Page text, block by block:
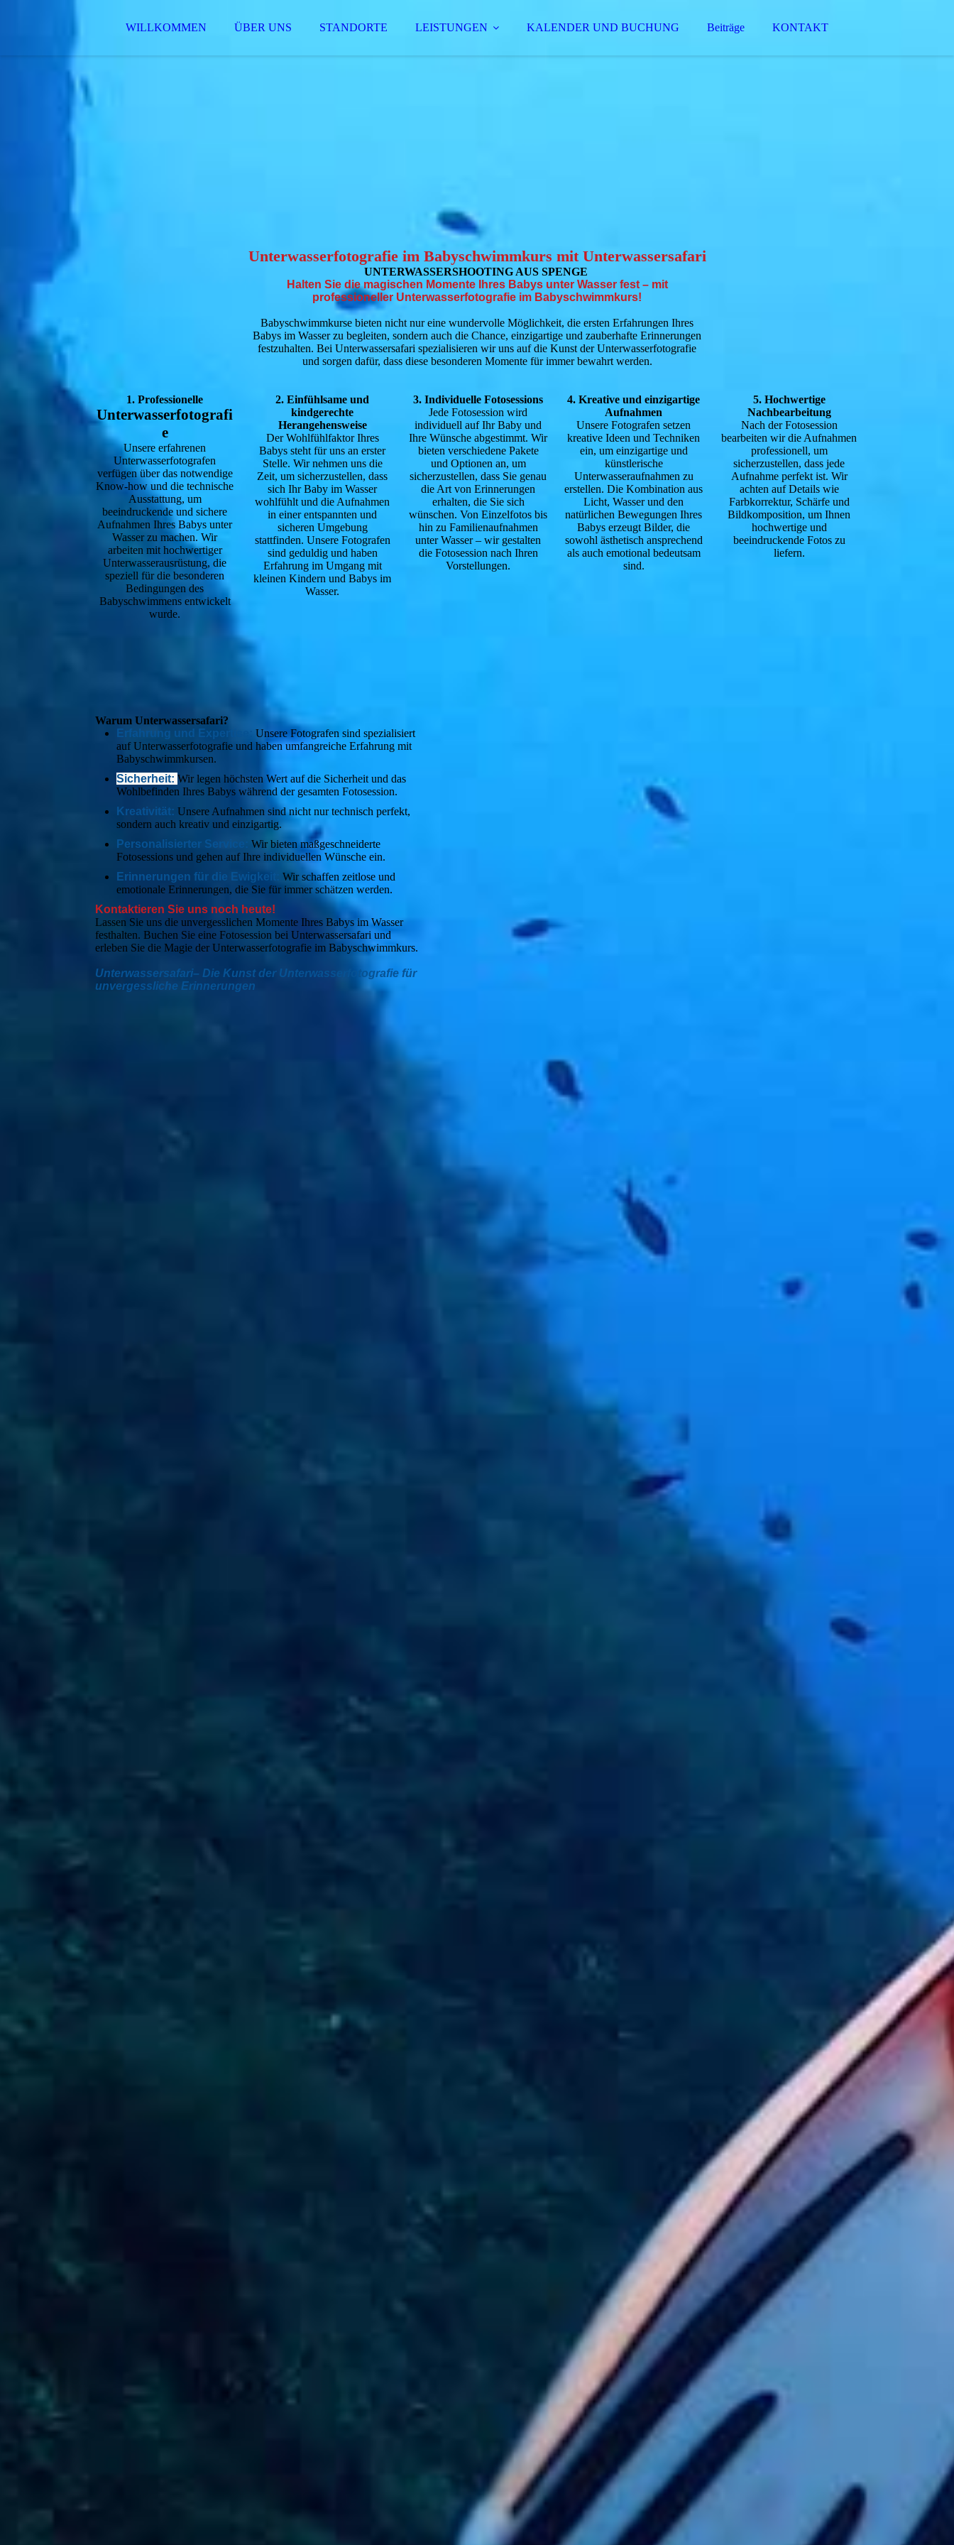
WILLKOMMEN ÜBER UNS STANDORTE LEISTUNGEN KALENDER UND BUCHUNG Beiträge KONTAKT
Unterwasserfotografie im Babyschwimmkurs mit Unterwassersafari
UNTER­WASSER­SHOOTING AUS SPENGE
Halten Sie die magischen Momente Ihres Babys unter Wasser fest – mit
professioneller Unterwasserfotografie im Babyschwimmkurs!
Babyschwimmkurse bieten nicht nur eine wundervolle Möglichkeit, die ersten Erfahrungen Ihres
Babys im Wasser zu begleiten, sondern auch die Chance, einzigartige und zauberhafte Erinnerungen
festzuhalten. Bei Unterwassersafari spezialisieren wir uns auf die Kunst der Unterwasserfotografie
und sorgen dafür, dass diese besonderen Momente für immer bewahrt werden.
1. Professionelle
Unterwasserfotografi
e
Unsere erfahrenen
Unterwasserfotografen
verfügen über das notwendige
Know-how und die technische
Ausstattung, um
beeindruckende und sichere
Aufnahmen Ihres Babys unter
Wasser zu machen. Wir
arbeiten mit hochwertiger
Unterwasserausrüstung, die
speziell für die besonderen
Bedingungen des
Babyschwimmens entwickelt
wurde.
2. Einfühlsame und
kindgerechte
Herangehensweise
Der Wohlfühlfaktor Ihres
Babys steht für uns an erster
Stelle. Wir nehmen uns die
Zeit, um sicherzustellen, dass
sich Ihr Baby im Wasser
wohlfühlt und die Aufnahmen
in einer entspannten und
sicheren Umgebung
stattfinden. Unsere Fotografen
sind geduldig und haben
Erfahrung im Umgang mit
kleinen Kindern und Babys im
Wasser.
3. Individuelle Fotosessions
Jede Fotosession wird
individuell auf Ihr Baby und
Ihre Wünsche abgestimmt. Wir
bieten verschiedene Pakete
und Optionen an, um
sicherzustellen, dass Sie genau
die Art von Erinnerungen
erhalten, die Sie sich
wünschen. Von Einzelfotos bis
hin zu Familienaufnahmen
unter Wasser – wir gestalten
die Fotosession nach Ihren
Vorstellungen.
4. Kreative und einzigartige
Aufnahmen
Unsere Fotografen setzen
kreative Ideen und Techniken
ein, um einzigartige und
künstlerische
Unterwasseraufnahmen zu
erstellen. Die Kombination aus
Licht, Wasser und den
natürlichen Bewegungen Ihres
Babys erzeugt Bilder, die
sowohl ästhetisch ansprechend
als auch emotional bedeutsam
sind.
5. Hochwertige
Nachbearbeitung
Nach der Fotosession
bearbeiten wir die Aufnahmen
professionell, um
sicherzustellen, dass jede
Aufnahme perfekt ist. Wir
achten auf Details wie
Farbkorrektur, Schärfe und
Bildkomposition, um Ihnen
hochwertige und
beeindruckende Fotos zu
liefern.
Warum Unterwassersafari?
Erfahrung und Expertise:Unsere Fotografen sind spezialisiert
auf Unterwasserfotografie und haben umfangreiche Erfahrung mit
Babyschwimmkursen.
Sicherheit:Wir legen höchsten Wert auf die Sicherheit und das
Wohlbefinden Ihres Babys während der gesamten Fotosession.
Kreativität: Unsere Aufnahmen sind nicht nur technisch perfekt,
sondern auch kreativ und einzigartig.
Personalisierter Service:Wir bieten maßgeschneiderte
Fotosessions und gehen auf Ihre individuellen Wünsche ein.
Erinnerungen für die Ewigkeit:Wir schaffen zeitlose und
emotionale Erinnerungen, die Sie für immer schätzen werden.
Kontaktieren Sie uns noch heute!
Lassen Sie uns die unvergesslichen Momente Ihres Babys im Wasser
festhalten. Buchen Sie eine Fotosession bei Unterwassersafari und
erleben Sie die Magie der Unterwasserfotografie im Babyschwimmkurs.
Unterwassersafari– Die Kunst der Unterwasserfotografie für
unvergessliche Erinnerungen